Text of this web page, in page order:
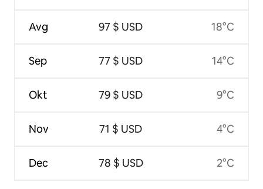
Avg
Sep
Okt
Nov
Dec
97 $ USD
77 $ USD
79 $ USD
71 $ USD
78 $ USD
18°C
14°C
9°C
4°C
2°C